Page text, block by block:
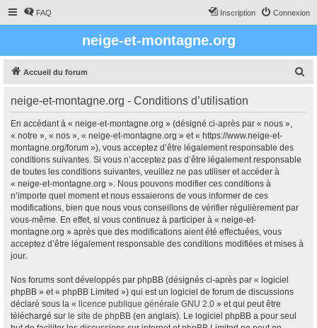
FAQ Connexion
Inscription
neige-et-montagne.org
Accueil du forum
neige-et-montagne.org - Conditions d’utilisation
En accédant à « neige-et-montagne.org » (désigné ci-après par « nous »,
« notre », « nos », « neige-et-montagne.org » et « https://www.neige-et-
montagne.org/forum »), vous acceptez d’être légalement responsable des
conditions suivantes. Si vous n’acceptez pas d’être légalement responsable
de toutes les conditions suivantes, veuillez ne pas utiliser et accéder à
« neige-et-montagne.org ». Nous pouvons modifier ces conditions à
n’importe quel moment et nous essaierons de vous informer de ces
modifications, bien que nous vous conseillons de vérifier régulièrement par
vous-même. En effet, si vous continuez à participer à « neige-et-
montagne.org » après que des modifications aient été effectuées, vous
acceptez d’être légalement responsable des conditions modifiées et mises à
jour.
Nos forums sont développés par phpBB (désignés ci-après par « logiciel
phpBB » et « phpBB Limited ») qui est un logiciel de forum de discussions
déclaré sous la « licence publique générale GNU 2.0 » et qui peut être
téléchargé sur le site de phpBB (en anglais). Le logiciel phpBB a pour seul